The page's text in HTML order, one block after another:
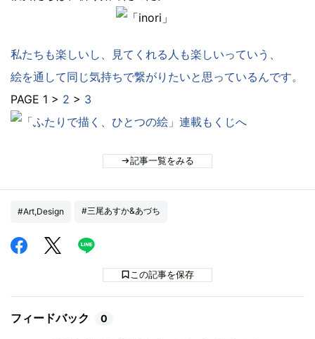
私たちも楽しいし、見てくれる人も楽しいっていう、
絵を通して同じ気持ちで繋がりたいと思っているんです。
PAGE 1 > 2 > 3
記事一覧をみる
#Art,Design #三尾あすか&あづち
この記事を保存
フィードバック 0